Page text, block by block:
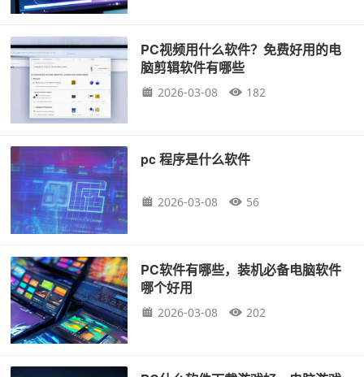
PC视频用什么软件？免费好用的电
脑剪辑软件有哪些
2026-03-08 182
pc 程序是什么软件
2026-03-08 56
PC软件有哪些，装机必备电脑软件
哪个好用
2026-03-08 202